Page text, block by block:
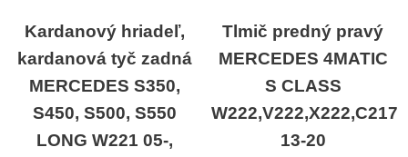
Kardanový hriadeľ,
kardanová tyč zadná
MERCEDES S350,
S450, S500, S550
LONG W221 05-,
Tlmič predný pravý
MERCEDES 4MATIC
S CLASS
W222,V222,X222,C217
13-20